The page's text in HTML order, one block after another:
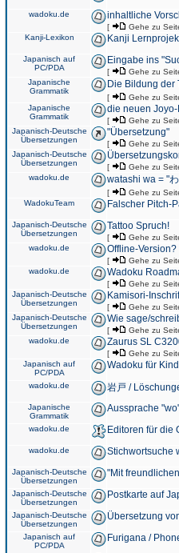
wadoku.de inhaltliche
[ Gehe zu
Kanji-Lexikon
Kanji
Japanisch auf
PC/PDA
Eingabe ins
[ Gehe zu
Japanische
Grammatik
Die Bildung der
[ Gehe zu
Japanische
Grammatik
die neuen
[ Gehe zu
Japanisch-Deutsche
Übersetzungen
"Übersetzung"
[ Gehe zu
Japanisch-Deutsche
Übersetzungen
[ Gehe zu
wadoku.de
watashi wa = "
[ Gehe zu
WadokuTeam
Falscher Pitch-
Japanisch-Deutsche
Übersetzungen
Tattoo Spruch!
[ Gehe zu
wadoku.de
Offline-Version?
[ Gehe zu
wadoku.de
Wadoku
[ Gehe zu
Japanisch-Deutsche
Übersetzungen
Kamisori-
[ Gehe zu
Japanisch-Deutsche
Übersetzungen
Wie sage/
[ Gehe zu
wadoku.de
Zaurus SL
[ Gehe zu
Japanisch auf
PC/PDA
Wadoku für
wadoku.de 岩戸 /
Japanische
Grammatik
Aussprache
wadoku.de Editoren für die
wadoku.de Stichwortsuche
Japanisch-Deutsche
Übersetzungen
"Mit
Japanisch-Deutsche
Übersetzungen
Postkarte auf
Japanisch-Deutsche
Übersetzungen
Übersetzung
Japanisch auf
PC/PDA
Furigana /